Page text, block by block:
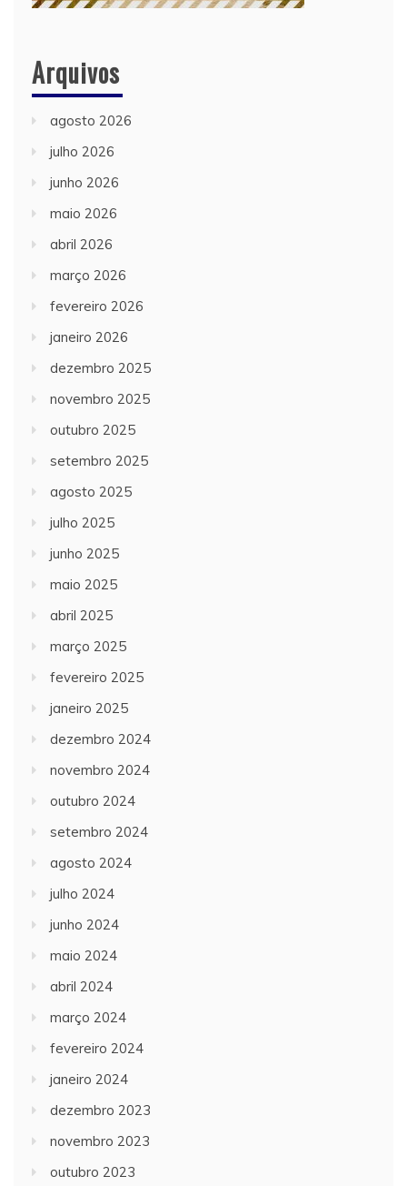
Arquivos
agosto 2026
julho 2026
junho 2026
maio 2026
abril 2026
março 2026
fevereiro 2026
janeiro 2026
dezembro 2025
novembro 2025
outubro 2025
setembro 2025
agosto 2025
julho 2025
junho 2025
maio 2025
abril 2025
março 2025
fevereiro 2025
janeiro 2025
dezembro 2024
novembro 2024
outubro 2024
setembro 2024
agosto 2024
julho 2024
junho 2024
maio 2024
abril 2024
março 2024
fevereiro 2024
janeiro 2024
dezembro 2023
novembro 2023
outubro 2023